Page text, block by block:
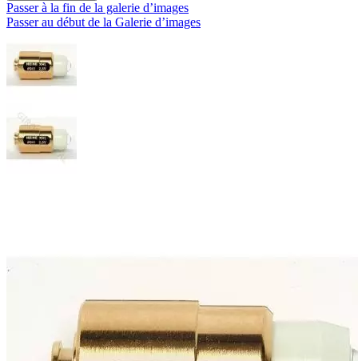
Passer à la fin de la galerie d’images
Passer au début de la Galerie d’images